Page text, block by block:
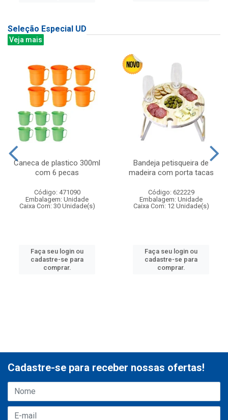
Seleção Especial UD
Veja mais
Caneca de plastico 300ml
com 6 pecas
Código: 471090
Embalagem: Unidade
Caixa Com: 30 Unidade(s)
Faça seu login ou
cadastre-se para
comprar.
Bandeja petisqueira de
madeira com porta tacas
Código: 622229
Embalagem: Unidade
Caixa Com: 12 Unidade(s)
Faça seu login ou
cadastre-se para
comprar.
Cadastre-se para receber nossas ofertas!